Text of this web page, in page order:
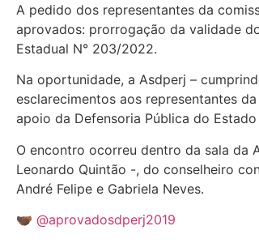
A pedido dos representantes da
aprovados: prorrogação da validade
Estadual N° 203/2022.
Na oportunidade, a Asdperj –
esclarecimentos aos representantes
apoio da Defensoria Pública do
O encontro ocorreu dentro da sala da
Leonardo Quintão -, do conselheiro
André Felipe e Gabriela Neves.
🫱🏿‍🫲🏾 @aprovadosdperj2019